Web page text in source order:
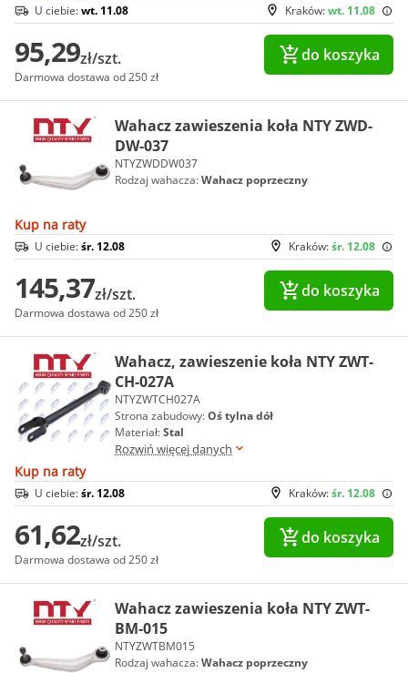
Kraków:wt. 11.08
U ciebie:wt. 11.08
95,29zł/szt.
Darmowa dostawa od 250 zł
do koszyka
Wahacz zawieszenia koła NTY ZWD-
DW-037
NTYZWDDW037
Rodzaj wahacza:Wahacz poprzeczny
Kup na raty
Kraków:śr. 12.08
U ciebie:śr. 12.08
145,37zł/szt.
Darmowa dostawa od 250 zł
do koszyka
Wahacz, zawieszenie koła NTY ZWT-
CH-027A
NTYZWTCH027A
Strona zabudowy:Oś tylna dół
Materiał:Stal
Rozwiń więcej danych
Kup na raty
Kraków:śr. 12.08
U ciebie:śr. 12.08
61,62zł/szt.
Darmowa dostawa od 250 zł
do koszyka
Wahacz zawieszenia koła NTY ZWT-
BM-015
NTYZWTBM015
Rodzaj wahacza:Wahacz poprzeczny